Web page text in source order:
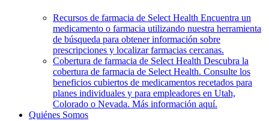
Recursos de farmacia de Select Health Encuentra un
medicamento o farmacia utilizando nuestra herramienta
de búsqueda para obtener información sobre
prescripciones y localizar farmacias cercanas.
Cobertura de farmacia de Select Health Descubra la
cobertura de farmacia de Select Health. Consulte los
beneficios cubiertos de medicamentos recetados para
planes individuales y para empleadores en Utah,
Colorado o Nevada. Más información aquí.
Quiénes Somos